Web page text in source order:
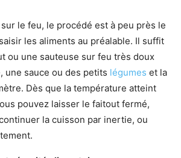
le feu, le procédé est à peu près le
les aliments au préalable. Il suffit
ou une sauteuse sur feu très doux
une sauce ou des petits légumes et la
Dès que la température atteint
pouvez laisser le faitout fermé,
la cuisson par inertie, ou